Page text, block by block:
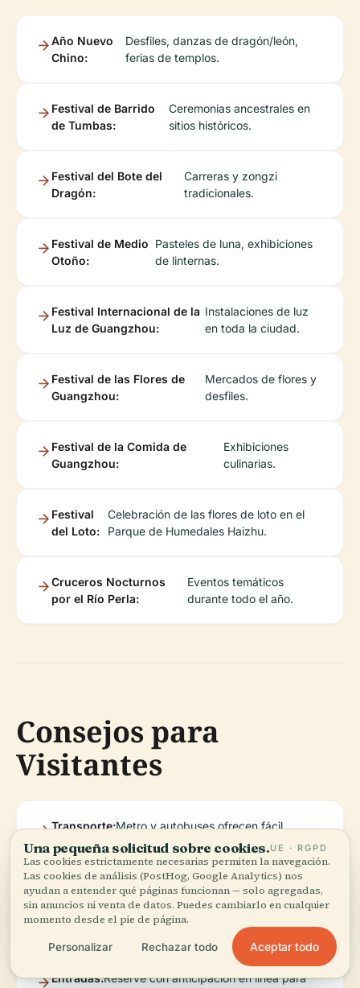
Año Nuevo
Chino:
Desfiles, danzas de dragón/león,
ferias de templos.
Festival de Barrido
de Tumbas:
Ceremonias ancestrales en
sitios históricos.
Festival del Bote del
Dragón:
Carreras y zongzi
tradicionales.
Festival de Medio
Otoño:
Pasteles de luna, exhibiciones
de linternas.
Festival Internacional de la
Luz de Guangzhou:
Instalaciones de luz
en toda la ciudad.
Festival de las Flores de
Guangzhou:
Mercados de flores y
desfiles.
Festival de la Comida de
Guangzhou:
Exhibiciones
culinarias.
Festival
del Loto:
Celebración de las flores de loto en el
Parque de Humedales Haizhu.
Cruceros Nocturnos
por el Río Perla:
Eventos temáticos
durante todo el año.
Consejos para
Visitantes
Transporte:Metro y autobuses ofrecen fácil
acceso; las estaciones tienen
señalización en inglés.
Mejor Época
para Visitar:
Octubre–Noviembre para un clima
agradable y festivales importantes.
Entradas:Reserve con anticipación en línea para
Una pequeña solicitud sobre cookies.UE · RGPD
Las cookies estrictamente necesarias permiten la navegación.
Las cookies de análisis (PostHog, Google Analytics) nos
ayudan a entender qué páginas funcionan — solo agregadas,
sin anuncios ni venta de datos. Puedes cambiarlo en cualquier
momento desde el pie de página.
Personalizar Rechazar todo Aceptar todo